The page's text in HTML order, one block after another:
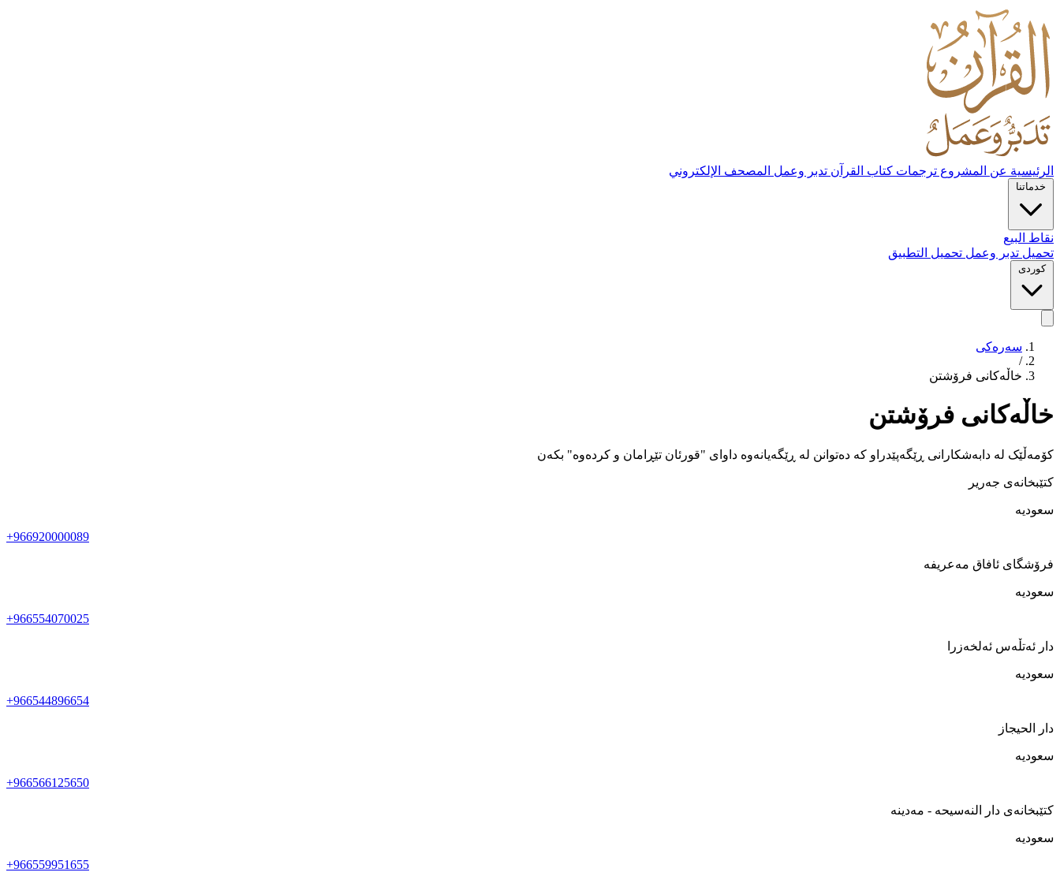
الرئيسية عن المشروع ترجمات كتاب القرآن تدبر وعمل المصحف الإلكتروني
خدماتنا
نقاط البيع
تحميل تدبر وعمل تحميل التطبيق
کوردی
سەرەکی
/
خاڵەکانی فرۆشتن
خاڵەکانی فرۆشتن
کۆمەڵێک لە دابەشکارانی ڕێگەپێدراو کە دەتوانن لە ڕێگەیانەوە داوای "قورئان تێڕامان و کردەوە" بکەن
کتێبخانەی جەریر
سعودیە
+966920000089
فرۆشگای ئافاق مەعریفە
سعودیە
+966554070025
دار ئەتڵەس ئەلخەزرا
سعودیە
+966544896654
دار الحیجاز
سعودیە
+966566125650
کتێبخانەی دار النەسیحە - مەدینە
سعودیە
+966559951655